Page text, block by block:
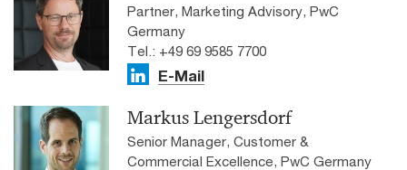
Partner, Marketing Advisory, PwC
Germany
Tel.: +49 69 9585 7700
E-Mail
Markus Lengersdorf
Senior Manager, Customer &
Commercial Excellence, PwC Germany